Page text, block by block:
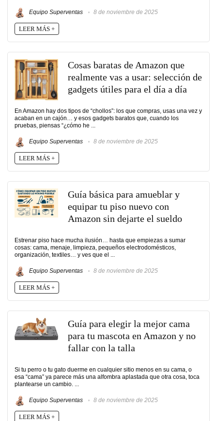
Equipo Superventas 8 de noviembre de 2025
LEER MÁS +
Cosas baratas de Amazon que
realmente vas a usar: selección de
gadgets útiles para el día a día
En Amazon hay dos tipos de “chollos”: los que compras, usas una vez y
acaban en un cajón… y esos gadgets baratos que, cuando los
pruebas, piensas “¿cómo he ...
Equipo Superventas 8 de noviembre de 2025
LEER MÁS +
Guía básica para amueblar y
equipar tu piso nuevo con
Amazon sin dejarte el sueldo
Estrenar piso hace mucha ilusión… hasta que empiezas a sumar
cosas: cama, menaje, limpieza, pequeños electrodomésticos,
organización, textiles… y ves que el ...
Equipo Superventas 8 de noviembre de 2025
LEER MÁS +
Guía para elegir la mejor cama
para tu mascota en Amazon y no
fallar con la talla
Si tu perro o tu gato duerme en cualquier sitio menos en su cama, o
esa “cama” ya parece más una alfombra aplastada que otra cosa, toca
plantearse un cambio. ...
Equipo Superventas 8 de noviembre de 2025
LEER MÁS +